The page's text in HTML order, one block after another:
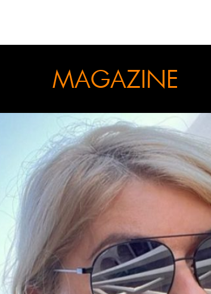
MAGAZINE